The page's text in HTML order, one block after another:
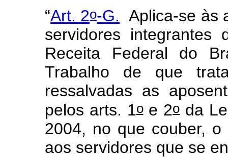
“Art. 2o-G. Aplica-se às
servidores integrantes
Receita Federal do
Trabalho de que
ressalvadas as
pelos arts. 1oe 2oda
2004, no que couber,
aos servidores que se